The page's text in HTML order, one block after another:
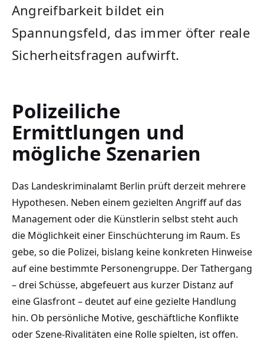
Angreifbarkeit bildet ein
Spannungsfeld, das immer öfter reale
Sicherheitsfragen aufwirft.
Polizeiliche
Ermittlungen und
mögliche Szenarien
Das Landeskriminalamt Berlin prüft derzeit mehrere
Hypothesen. Neben einem gezielten Angriff auf das
Management oder die Künstlerin selbst steht auch
die Möglichkeit einer Einschüchterung im Raum. Es
gebe, so die Polizei, bislang keine konkreten Hinweise
auf eine bestimmte Personengruppe. Der Tathergang
– drei Schüsse, abgefeuert aus kurzer Distanz auf
eine Glasfront – deutet auf eine gezielte Handlung
hin. Ob persönliche Motive, geschäftliche Konflikte
oder Szene-Rivalitäten eine Rolle spielten, ist offen.